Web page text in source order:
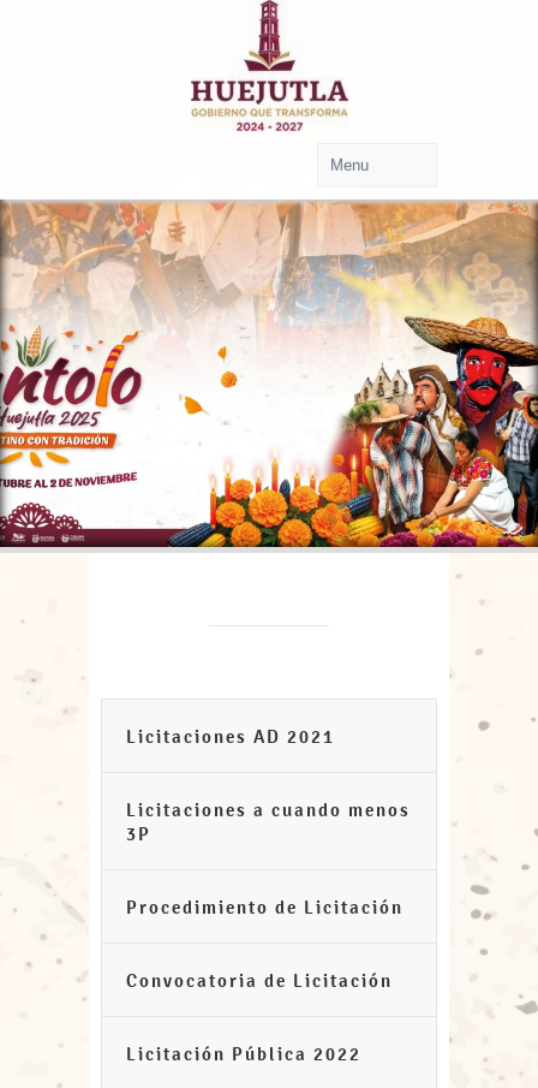
Licitaciones AD 2021
Licitaciones a cuando menos
3P
Procedimiento de Licitación
Convocatoria de Licitación
Licitación Pública 2022